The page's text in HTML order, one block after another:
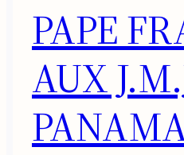
PAPE
AUX